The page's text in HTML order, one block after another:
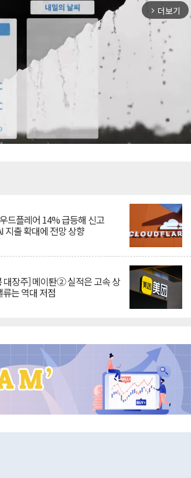
arrow_forward_ios 더보기
드플레어 14% 급등해 신고
지출 확대에 전망 상향
대장주] 메이퇀② 실적은 고속 상
류는 역대 저점